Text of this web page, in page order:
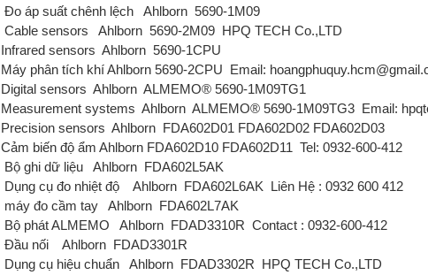
Đo áp suất chênh lệch
Ahlborn 5690-1M09
Cable sensors
Ahlborn 5690-2M09 HPQ TECH Co.,LTD
Infrared sensors Ahlborn 5690-1CPU
Máy phân tích khí Ahlborn 5690-2CPU Email:
Digital sensors Ahlborn ALMEMO® 5690-1M09TG1
Measurement systems Ahlborn ALMEMO® 5690-1M09TG3 Email:
Precision sensors Ahlborn FDA602D01 FDA602D02 FDA602D03
Cảm biến độ ẩm Ahlborn FDA602D10 FDA602D11 Tel: 0932-600-412
Bộ ghi dữ liệu
Ahlborn FDA602L5AK
Dụng cụ đo nhiệt độ
Ahlborn FDA602L6AK Liên Hệ : 0932 600 412
máy đo cầm tay
Ahlborn FDA602L7AK
Bộ phát ALMEMO
Ahlborn FDAD3310R Contact : 0932-600-412
Đầu nối
Ahlborn FDAD3301R
Dụng cụ hiệu chuẩn
Ahlborn FDAD3302R HPQ TECH Co.,LTD